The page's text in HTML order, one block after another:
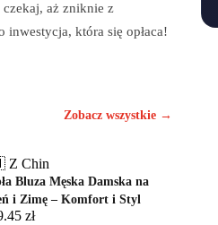
czekaj, aż zniknie z
która się opłaca!
Zobacz wszystkie →
Chin
Bluza Męska Damska na
i Zimę – Komfort i Styl
zł